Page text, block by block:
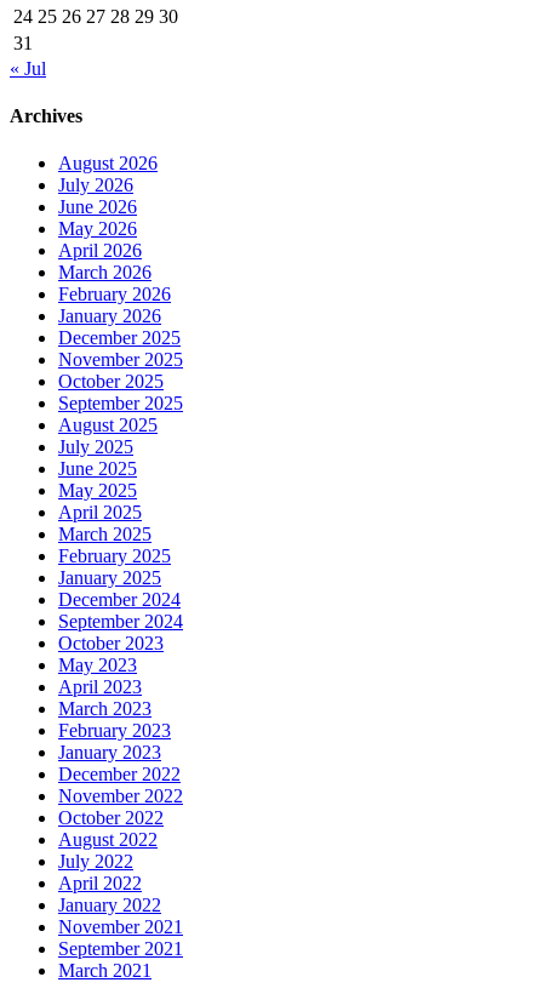
24 25 26 27 28 29 30
31
« Jul
Archives
August 2026
July 2026
June 2026
May 2026
April 2026
March 2026
February 2026
January 2026
December 2025
November 2025
October 2025
September 2025
August 2025
July 2025
June 2025
May 2025
April 2025
March 2025
February 2025
January 2025
December 2024
September 2024
October 2023
May 2023
April 2023
March 2023
February 2023
January 2023
December 2022
November 2022
October 2022
August 2022
July 2022
April 2022
January 2022
November 2021
September 2021
March 2021